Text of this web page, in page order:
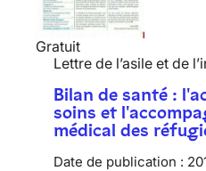
Gratuit
Lettre de l’asile et de
Bilan de santé :
soins et
médical des
Date de publication :